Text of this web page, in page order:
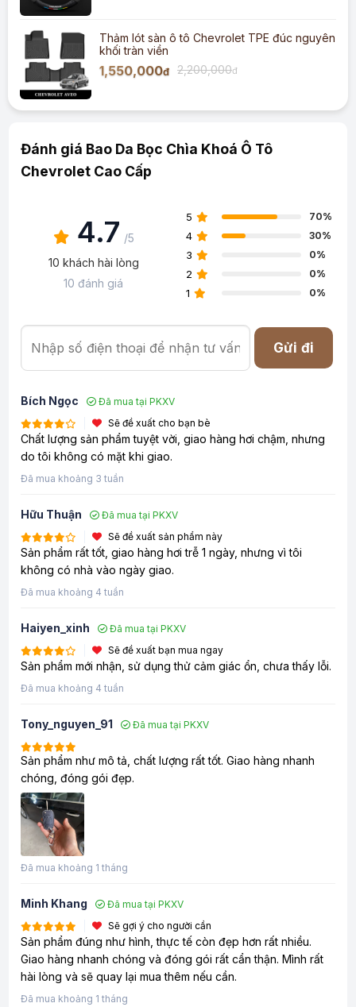
Thảm lót sàn ô tô Chevrolet TPE đúc nguyên
khối tràn viền
1,550,000đ 2,200,000đ
Đánh giá Bao Da Bọc Chìa Khoá Ô Tô
Chevrolet Cao Cấp
4.7 /5
10 khách hài lòng
10 đánh giá
5 70%
4 30%
3 0%
2 0%
1 0%
Gửi đi
Bích Ngọc
Đã mua tại PKXV
Sẽ đề xuất cho bạn bè
Chất lượng sản phẩm tuyệt vời, giao hàng hơi chậm, nhưng
do tôi không có mặt khi giao.
Đã mua khoảng 3 tuần
Hữu Thuận
Đã mua tại PKXV
Sẽ đề xuất sản phẩm này
Sản phẩm rất tốt, giao hàng hơi trễ 1 ngày, nhưng vì tôi
không có nhà vào ngày giao.
Đã mua khoảng 4 tuần
Haiyen_xinh
Đã mua tại PKXV
Sẽ đề xuất bạn mua ngay
Sản phẩm mới nhận, sử dụng thử cảm giác ổn, chưa thấy lỗi.
Đã mua khoảng 4 tuần
Tony_nguyen_91 Đã mua tại PKXV
Sản phẩm như mô tả, chất lượng rất tốt. Giao hàng nhanh
chóng, đóng gói đẹp.
Đã mua khoảng 1 tháng
Minh Khang
Đã mua tại PKXV
Sẽ gợi ý cho người cần
Sản phẩm đúng như hình, thực tế còn đẹp hơn rất nhiều.
Giao hàng nhanh chóng và đóng gói rất cẩn thận. Mình rất
hài lòng và sẽ quay lại mua thêm nếu cần.
Đã mua khoảng 1 tháng